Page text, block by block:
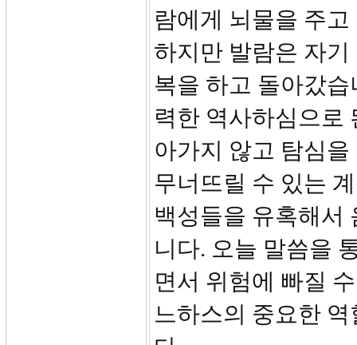
람에게 뇌물을 주
하지만 발람은 자
복을 하고 돌아갔
력한 역사하심으로
아가지 않고 탐심
무너뜨릴 수 있는
백성들을 유혹해서
니다. 오늘 말씀을
면서 위험에 빠질
느하스의 중요한